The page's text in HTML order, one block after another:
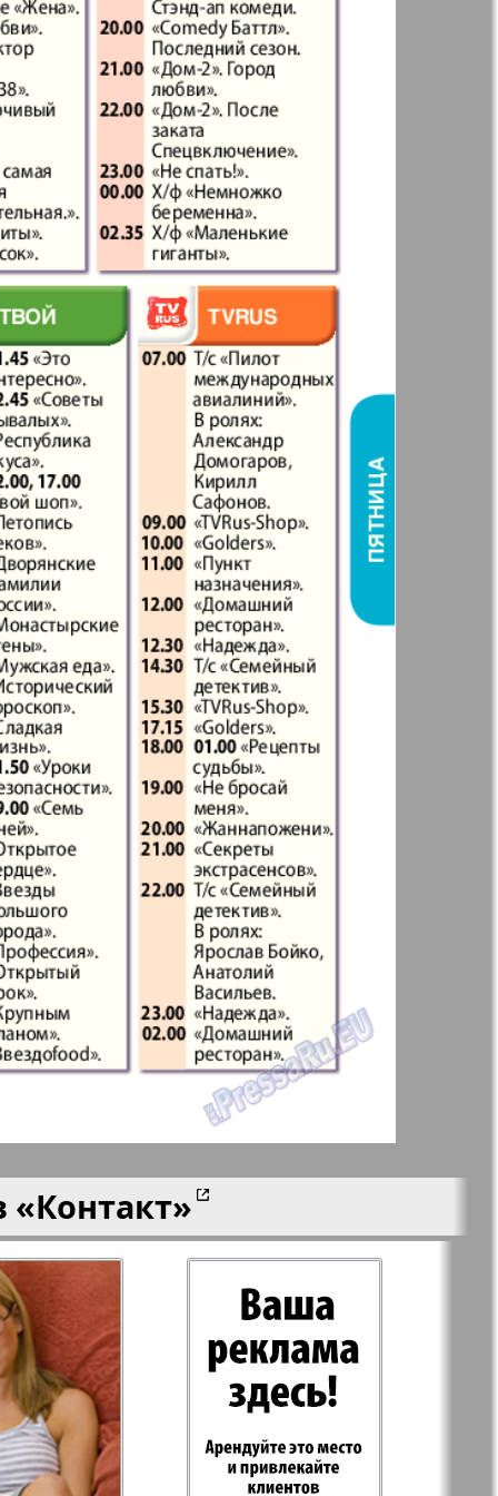
41
47
53
59
66
71 72
77 78
83
Англия
Аугсбург-сити
Будь здоров
info Вечерняя газета
Wadim
Дом и семья
газета
Еврейская
панорама
Жизнь женщины
Идеальная фирма
Катюша
Крот в Германии
LDK по-русски
Мила
сити
My City Frankfurt
am Main
Наша марка
Объектив EU
«Контакт»